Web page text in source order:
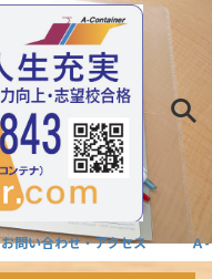
お問い合わせ・アクセス Ａ